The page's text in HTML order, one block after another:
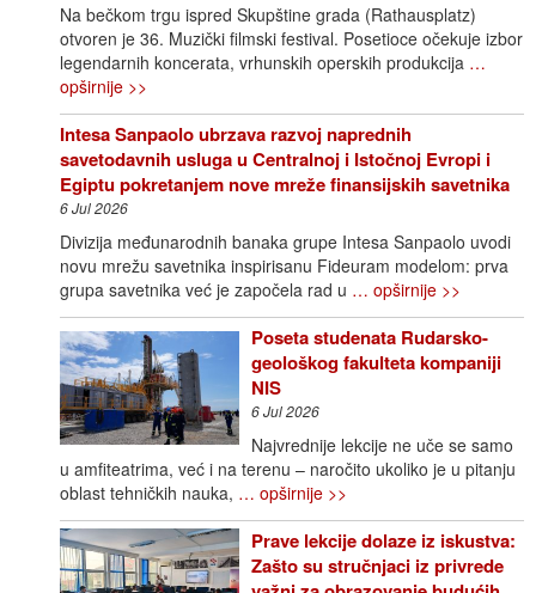
Na bečkom trgu ispred Skupštine grada (Rathausplatz)
otvoren je 36. Muzički filmski festival. Posetioce očekuje izbor
legendarnih koncerata, vrhunskih operskih produkcija …
opširnije >>
Intesa Sanpaolo ubrzava razvoj naprednih
savetodavnih usluga u Centralnoj i Istočnoj Evropi i
Egiptu pokretanjem nove mreže finansijskih savetnika
6 Jul 2026
Divizija međunarodnih banaka grupe Intesa Sanpaolo uvodi
novu mrežu savetnika inspirisanu Fideuram modelom: prva
grupa savetnika već je započela rad u … opširnije >>
Poseta studenata Rudarsko-
geološkog fakulteta kompaniji
NIS
6 Jul 2026
Najvrednije lekcije ne uče se samo
u amfiteatrima, već i na terenu – naročito ukoliko je u pitanju
oblast tehničkih nauka, … opširnije >>
Prave lekcije dolaze iz iskustva:
Zašto su stručnjaci iz privrede